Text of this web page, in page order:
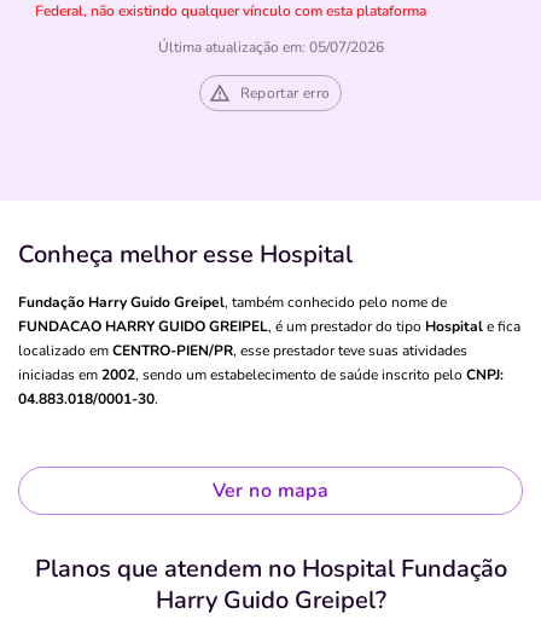
Federal, não existindo qualquer vínculo com esta plataforma
Última atualização em: 05/07/2026
Reportar erro
Conheça melhor esse Hospital
Fundação Harry Guido Greipel, também conhecido pelo nome de
FUNDACAO HARRY GUIDO GREIPEL, é um prestador do tipo Hospitale fica
localizado emCENTRO-PIEN/PR, esse prestador teve suas atividades
iniciadas em2002, sendo um estabelecimento de saúde inscrito pelo CNPJ:
04.883.018/0001-30.
Ver no mapa
Planos que atendem no Hospital Fundação
Harry Guido Greipel?